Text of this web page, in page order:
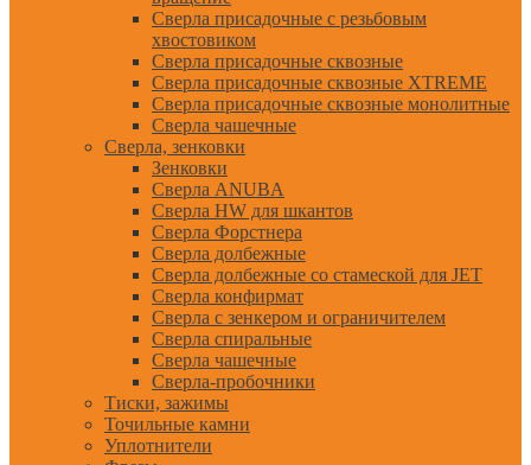
Сверла присадочные с резьбовым
хвостовиком
Сверла присадочные сквозные
Сверла присадочные сквозные XTREME
Сверла присадочные сквозные монолитные
Сверла чашечные
Сверла, зенковки
Зенковки
Сверла ANUBA
Сверла HW для шкантов
Сверла Форстнера
Сверла долбежные
Сверла долбежные со стамеской для JET
Сверла конфирмат
Сверла с зенкером и ограничителем
Сверла спиральные
Сверла чашечные
Сверла-пробочники
Тиски, зажимы
Точильные камни
Уплотнители